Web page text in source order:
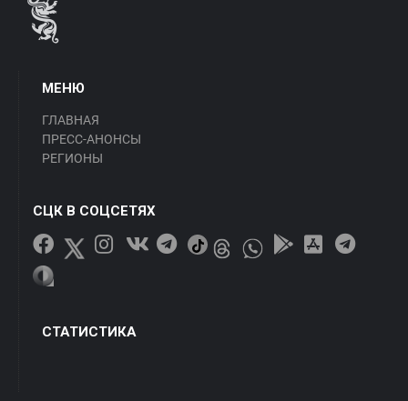
МЕНЮ
ГЛАВНАЯ
ПРЕСС-АНОНСЫ
РЕГИОНЫ
СЦК В СОЦСЕТЯХ
СТАТИСТИКА